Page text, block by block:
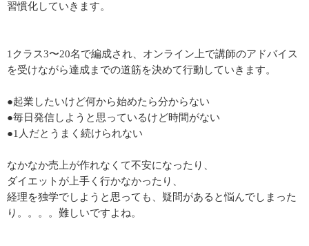
習慣化していきます。
1クラス3〜20名で編成され、オンライン上で講師のアドバイス
を受けながら達成までの道筋を決めて行動していきます。
●起業したいけど何から始めたら分からない
●毎日発信しようと思っているけど時間がない
●1人だとうまく続けられない
なかなか売上が作れなくて不安になったり、
ダイエットが上手く行かなかったり、
経理を独学でしようと思っても、疑問があると悩んでしまった
り。。。。難しいですよね。